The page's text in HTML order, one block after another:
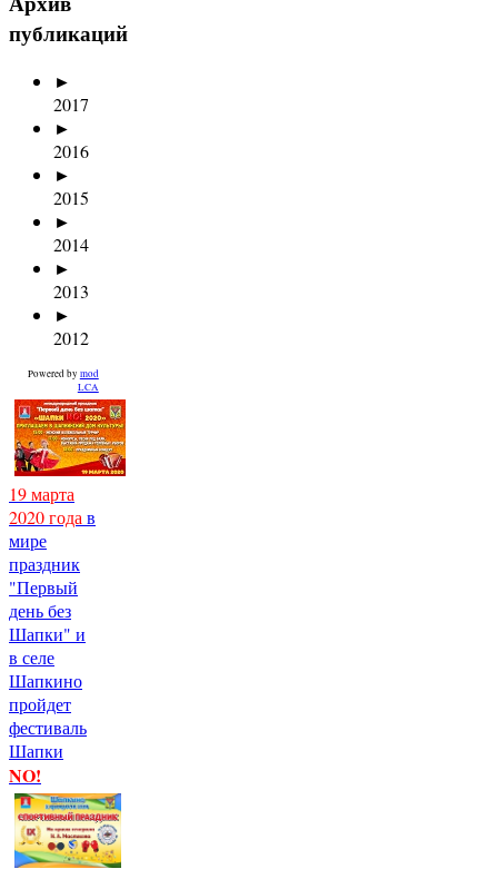
публикаций
►
2017
►
2016
►
2015
►
2014
►
2013
►
2012
Powered by mod
LCA
19 марта
2020 года в
мире
праздник
"Первый
день без
Шапки" и
в селе
Шапкино
пройдет
фестиваль
Шапки
NO!